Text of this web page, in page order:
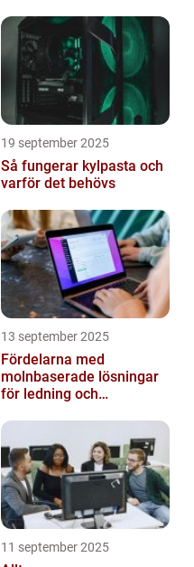
19 september 2025
Så fungerar kylpasta och
varför det behövs
13 september 2025
Fördelarna med
molnbaserade lösningar
för ledning och
11 september 2025